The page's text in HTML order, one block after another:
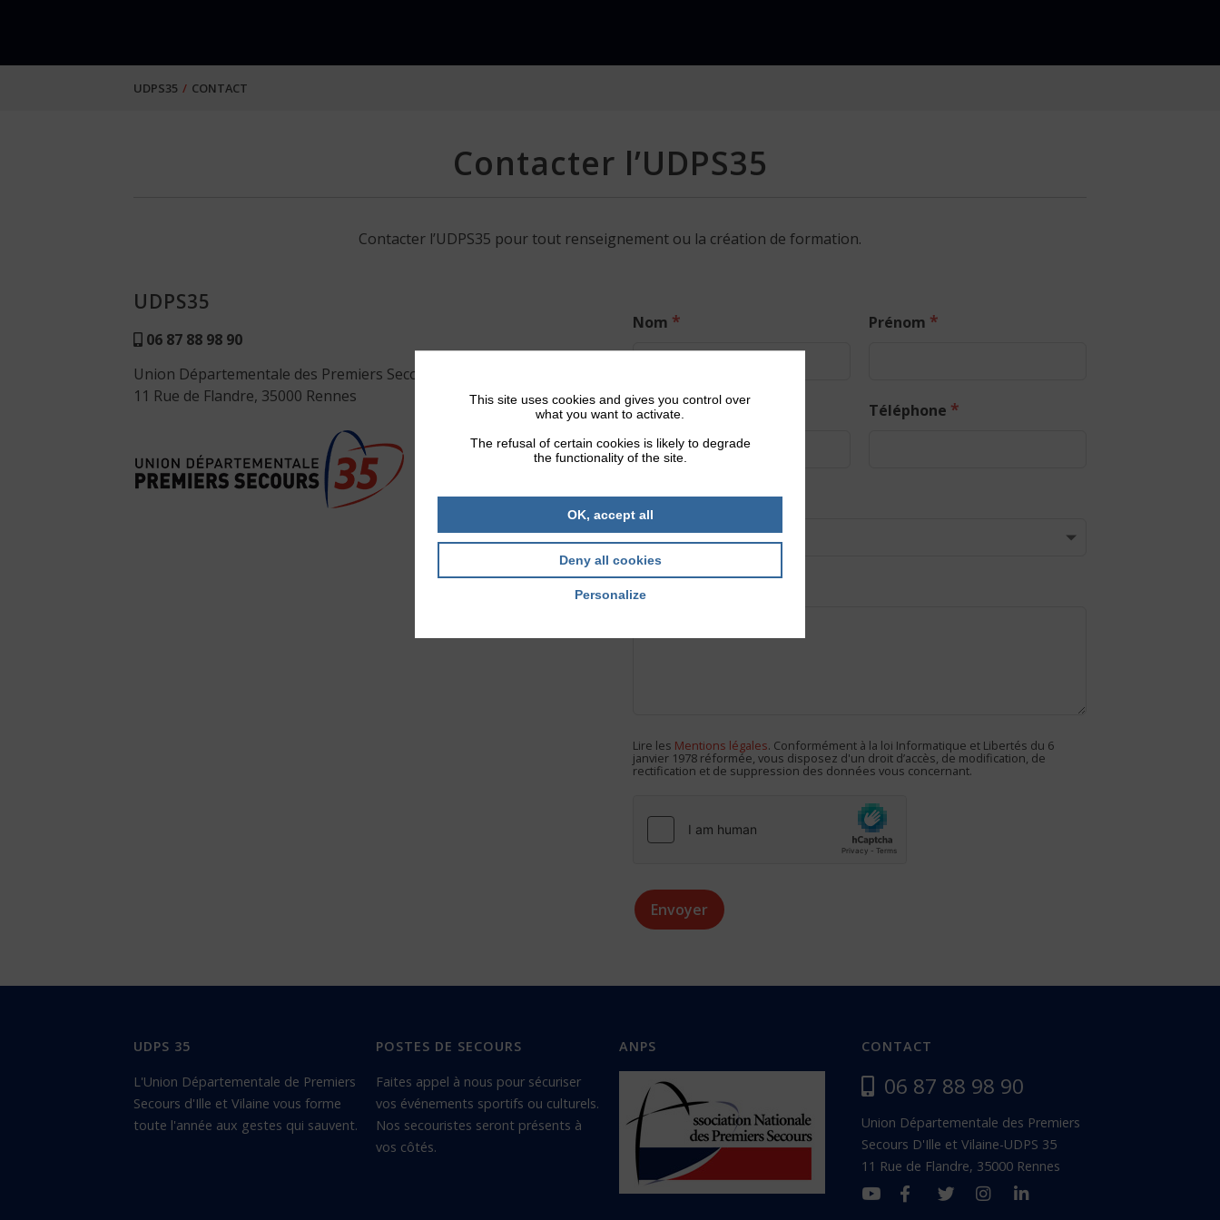
UDPS35 CONTACT
Contacter l’UDPS35
Contacter l’UDPS35 pour tout renseignement ou la création de formation.
UDPS35
06 87 88 98 90
Union Départementale des Premiers Secours D’Ille et Vilaine
11 Rue de Flandre, 35000 Rennes
Nom * Prénom *
E-mail* Téléphone *
Sujet*
*
Lire les Mentions légales. Conformément à la loi Informatique et Libertés du 6
janvier 1978 réformée, vous disposez d'un droit d’accès, de modification, de
rectification et de suppression des données vous concernant.
Envoyer
UDPS 35
L'Union Départementale de Premiers
Secours d'Ille et Vilaine vous forme
toute l'année aux gestes qui sauvent.
POSTES DE SECOURS
Faites appel à nous pour sécuriser
vos événements sportifs ou culturels.
Nos secouristes seront présents à
vos côtés.
ANPS CONTACT
06 87 88 98 90
Union Départementale des Premiers
Secours D'Ille et Vilaine-UDPS 35
11 Rue de Flandre, 35000 Rennes
This site uses cookies and gives you control over
what you want to activate.
The refusal of certain cookies is likely to degrade
the functionality of the site.
OK, accept all
Deny all cookies
Personalize